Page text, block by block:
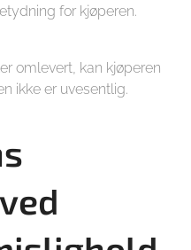
for kjøperen.
omlevert, kan kjøperen
ikke er uvesentlig.